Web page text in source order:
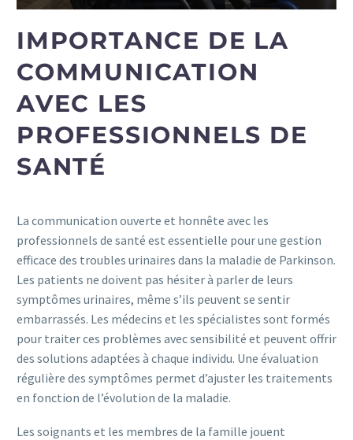
IMPORTANCE DE LA
COMMUNICATION
AVEC LES
PROFESSIONNELS DE
SANTÉ
La communication ouverte et honnête avec les
professionnels de santé est essentielle pour une gestion
efficace des troubles urinaires dans la maladie de Parkinson.
Les patients ne doivent pas hésiter à parler de leurs
symptômes urinaires, même s’ils peuvent se sentir
embarrassés. Les médecins et les spécialistes sont formés
pour traiter ces problèmes avec sensibilité et peuvent offrir
des solutions adaptées à chaque individu. Une évaluation
régulière des symptômes permet d’ajuster les traitements
en fonction de l’évolution de la maladie.
Les soignants et les membres de la famille jouent